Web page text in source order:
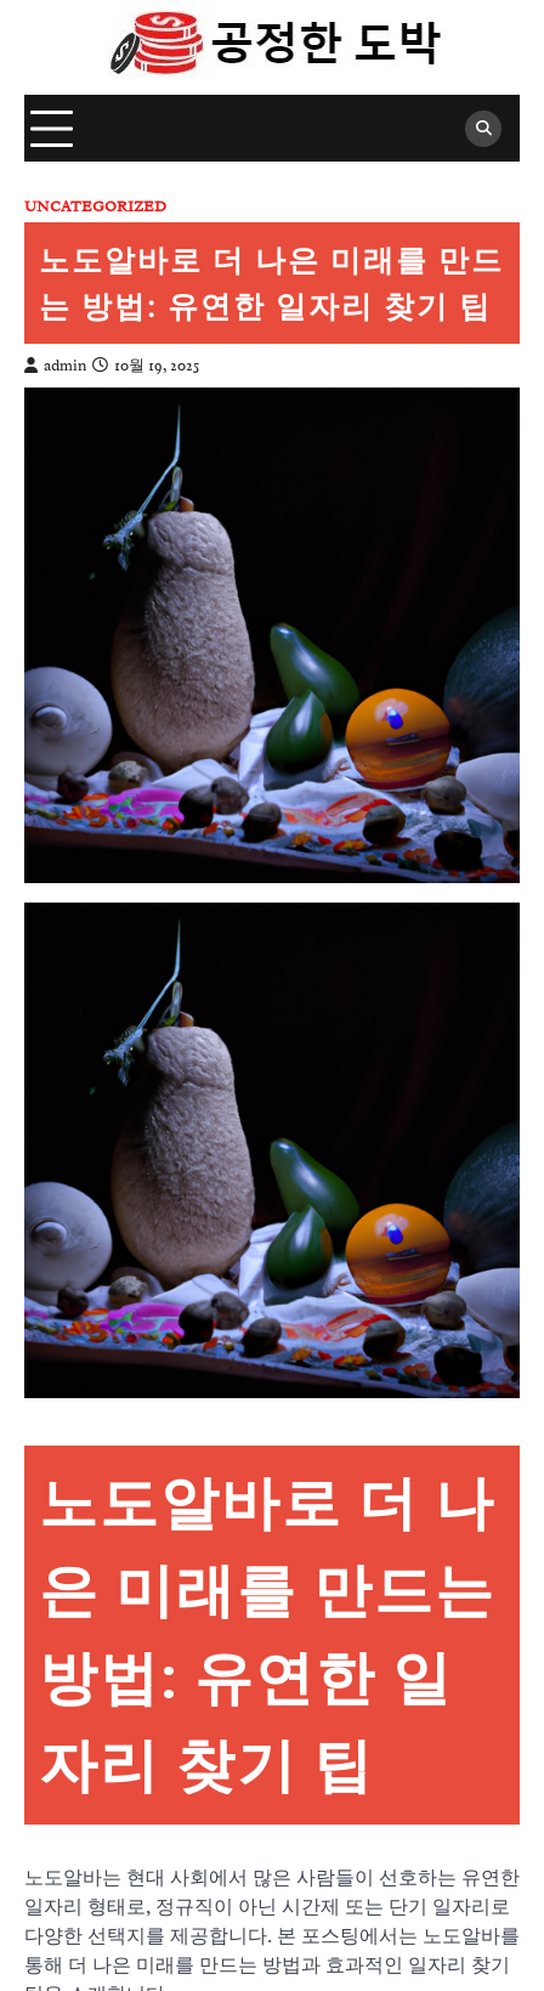
UNCATEGORIZED
노도알바로 더 나은 미래를 만드
는 방법: 유연한 일자리 찾기 팁
admin 10월 19, 2025
노도알바로 더 나
은 미래를 만드는
방법: 유연한 일
자리 찾기 팁
노도알바는 현대 사회에서 많은 사람들이 선호하는 유연한
일자리 형태로, 정규직이 아닌 시간제 또는 단기 일자리로
다양한 선택지를 제공합니다. 본 포스팅에서는 노도알바를
통해 더 나은 미래를 만드는 방법과 효과적인 일자리 찾기